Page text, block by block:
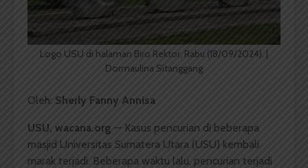
Logo USU di halaman Biro Rektor, Rabu (18/09/2024). |
Dormaulina Sitanggang
Oleh: Sherly Fanny Annisa
USU, wacana.org — Kasus pencurian di beberapa
masjid Universitas Sumatera Utara (USU) kembali
marak terjadi. Beberapa waktu lalu, pencurian terjadi